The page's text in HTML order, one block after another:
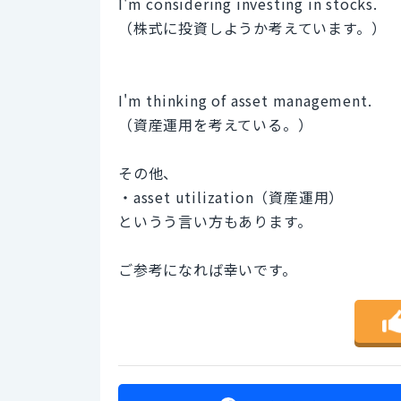
（株式に投資しようか考えています。）
I'm thinking of asset management.
（資産運用を考えている。）
その他、
・asset utilization（資産運用）
というう言い方もあります。
ご参考になれば幸いです。